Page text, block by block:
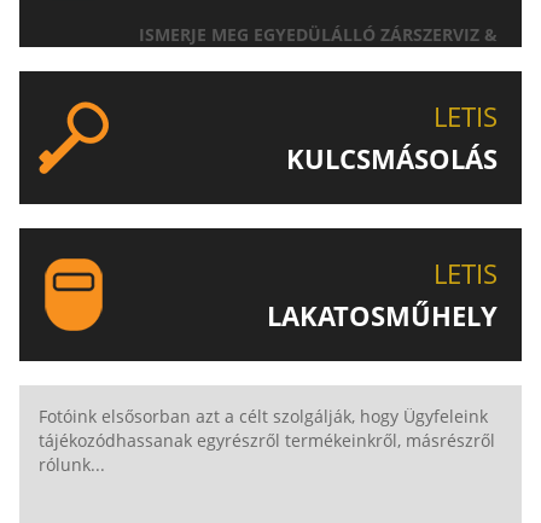
ISMERJE MEG EGYEDÜLÁLLÓ ZÁRSZERVIZ &
LETIS
KULCSMÁSOLÁS
LETIS
LAKATOSMŰHELY
Fotóink elsősorban azt a célt szolgálják, hogy Ügyfeleink
tájékozódhassanak egyrészről termékeinkről, másrészről
rólunk...